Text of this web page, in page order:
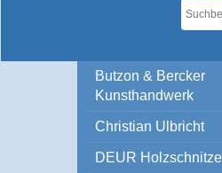
Butzon & Bercker
Kunsthandwerk
Christian Ulbricht
DEUR